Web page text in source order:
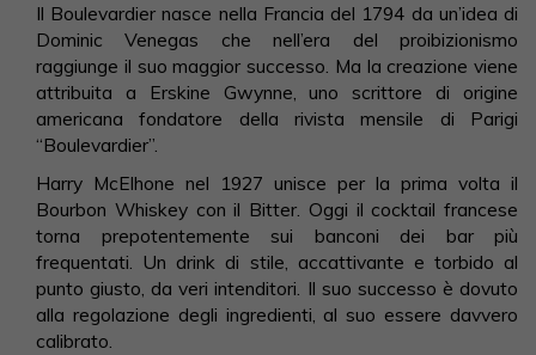
Il Boulevardier nasce nella Francia del 1794 da un’idea di
Dominic Venegas che nell’era del proibizionismo
raggiunge il suo maggior successo. Ma la creazione viene
attribuita a Erskine Gwynne, uno scrittore di origine
americana fondatore della rivista mensile di Parigi
“Boulevardier”.
Harry McElhone nel 1927 unisce per la prima volta il
Bourbon Whiskey con il Bitter. Oggi il cocktail francese
torna prepotentemente sui banconi dei bar più
frequentati. Un drink di stile, accattivante e torbido al
punto giusto, da veri intenditori. Il suo successo è dovuto
alla regolazione degli ingredienti, al suo essere davvero
calibrato.